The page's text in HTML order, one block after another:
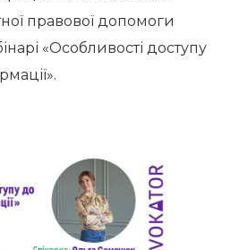
правової допомоги
«Особливості доступу